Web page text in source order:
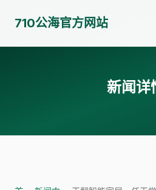
710公海官方网站
新闻详